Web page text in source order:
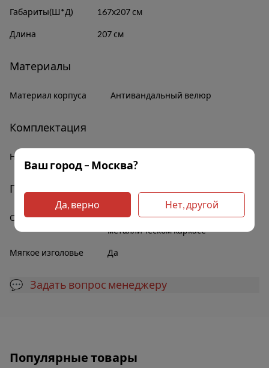
Габариты(Ш*Д) 167х207 см
Длина 207 см
Материалы
Материал корпуса Антивандальный велюр
Комплектация
Наличие полок
Прочее
Основание
Ортопедические ламели на
металлическом каркасе
Мягкое изголовье Да
💬 Задать вопрос менеджеру
Популярные товары
Ваш город – Москва?
Да, верно Нет, другой